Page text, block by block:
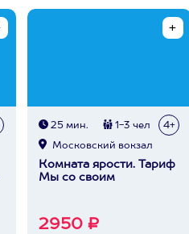
25 мин. 1-3 чел 4+
Московский вокзал
Комната ярости. Тариф
Мы со своим
2950 ₽